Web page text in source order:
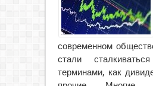
современном
стали
терминами, как